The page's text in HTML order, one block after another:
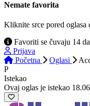
Nemate favorita
Kliknite srce pored oglasa
Favoriti se čuvaju 14
Prijava
Početna
Oglasi
P
Istekao
Ovaj oglas je istekao